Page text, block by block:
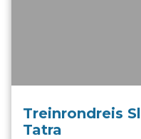
Treinrondreis
Tatra